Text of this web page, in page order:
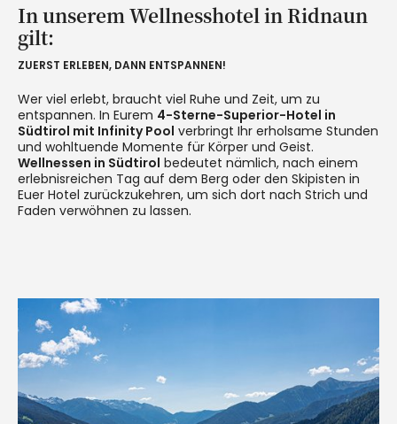
In unserem Wellnesshotel in Ridnaun
gilt:
ZUERST ERLEBEN, DANN ENTSPANNEN!
Wer viel erlebt, braucht viel Ruhe und Zeit, um zu
entspannen. In Eurem 4-Sterne-Superior-Hotel in
Südtirol mit Infinity Pool verbringt Ihr erholsame Stunden
und wohltuende Momente für Körper und Geist.
Wellnessen in Südtirol bedeutet nämlich, nach einem
erlebnisreichen Tag auf dem Berg oder den Skipisten in
Euer Hotel zurückzukehren, um sich dort nach Strich und
Faden verwöhnen zu lassen.